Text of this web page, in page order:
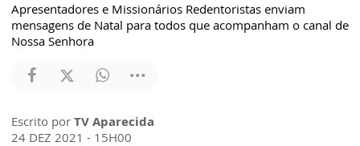
Apresentadores e Missionários Redentoristas enviam
mensagens de Natal para todos que acompanham o canal de
Nossa Senhora
Escrito por TV Aparecida
24 DEZ 2021 - 15H00